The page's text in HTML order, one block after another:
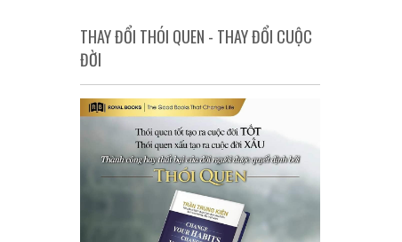
THAY ĐỔI THÓI QUEN - THAY ĐỔI CUỘC
ĐỜI